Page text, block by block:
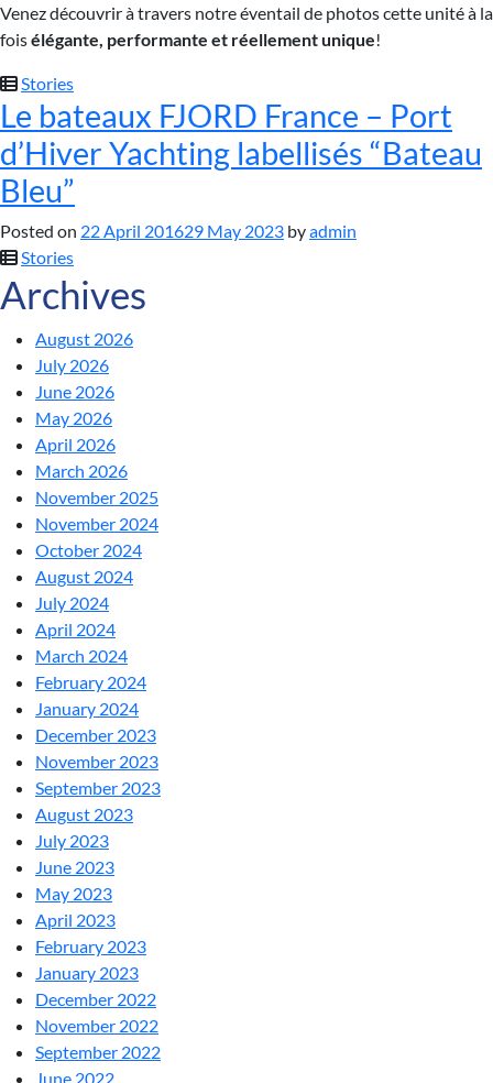
Venez découvrir à travers notre éventail de photos cette unité à la
foisélégante, performante et réellement unique!
Stories
Le bateaux FJORD France – Port
d’Hiver Yachting labellisés “Bateau
Bleu”
Posted on 22 April 201629 May 2023 byadmin
Stories
Archives
August 2026
July 2026
June 2026
May 2026
April 2026
March 2026
November 2025
November 2024
October 2024
August 2024
July 2024
April 2024
March 2024
February 2024
January 2024
December 2023
November 2023
September 2023
August 2023
July 2023
June 2023
May 2023
April 2023
February 2023
January 2023
December 2022
November 2022
September 2022
June 2022